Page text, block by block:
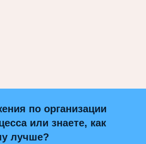
по организации
или знаете, как
лучше?